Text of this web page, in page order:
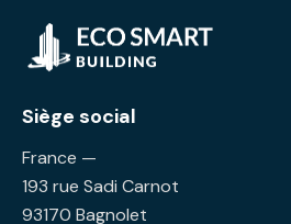
Siège social
France —
193 rue Sadi Carnot
93170 Bagnolet